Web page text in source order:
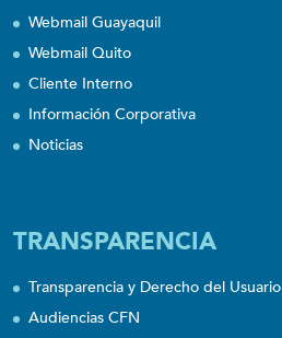
Webmail Guayaquil
Webmail Quito
Cliente Interno
Información Corporativa
Noticias
TRANSPARENCIA
Transparencia y Derecho del Usuario
Audiencias CFN